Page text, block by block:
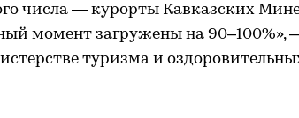
числа — курорты Кавказских
момент загружены на
туризма и